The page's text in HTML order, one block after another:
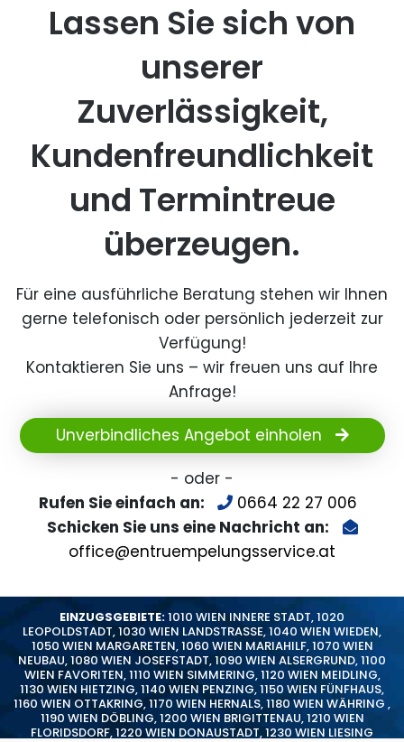
Lassen Sie sich von
unserer
Zuverlässigkeit,
Kundenfreundlichkeit
und Termintreue
überzeugen.
Für eine ausführliche Beratung stehen wir Ihnen
gerne telefonisch oder persönlich jederzeit zur
Verfügung!
Kontaktieren Sie uns – wir freuen uns auf Ihre
Anfrage!
Unverbindliches Angebot einholen
- oder -
Rufen Sie einfach an:
0664 22 27 006
Schicken Sie uns eine Nachricht an:
office@entruempelungsservice.at
EINZUGSGEBIETE:1010 WIEN INNERE STADT,1020
LEOPOLDSTADT,1030 WIEN LANDSTRASSE,1040 WIEN WIEDEN,
1050 WIEN MARGARETEN,1060 WIEN MARIAHILF,1070 WIEN
NEUBAU,1080 WIEN JOSEFSTADT,1090 WIEN ALSERGRUND,1100
WIEN FAVORITEN,1110 WIEN SIMMERING,1120 WIEN MEIDLING,
1130 WIEN HIETZING,1140 WIEN PENZING,1150 WIEN FÜNFHAUS,
1160 WIEN OTTAKRING,1170 WIEN HERNALS,1180 WIEN WÄHRING ,
1190 WIEN DÖBLING,1200 WIEN BRIGITTENAU,1210 WIEN
FLORIDSDORF,1220 WIEN DONAUSTADT,1230 WIEN LIESING